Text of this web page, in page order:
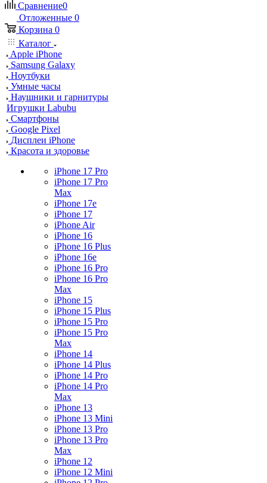
Сравнение0
Отложенные 0
Корзина 0
Каталог
Apple iPhone
Samsung Galaxy
Ноутбуки
Умные часы
Наушники и гарнитуры
Игрушки Labubu
Смартфоны
Google Pixel
Дисплеи iPhone
Красота и здоровье
iPhone 17 Pro
iPhone 17 Pro
Max
iPhone 17e
iPhone 17
iPhone Air
iPhone 16
iPhone 16 Plus
iPhone 16e
iPhone 16 Pro
iPhone 16 Pro
Max
iPhone 15
iPhone 15 Plus
iPhone 15 Pro
iPhone 15 Pro
Max
iPhone 14
iPhone 14 Plus
iPhone 14 Pro
iPhone 14 Pro
Max
iPhone 13
iPhone 13 Mini
iPhone 13 Pro
iPhone 13 Pro
Max
iPhone 12
iPhone 12 Mini